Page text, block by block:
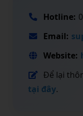
Hotline:
Email:
Website:
Để lại
tại đây.